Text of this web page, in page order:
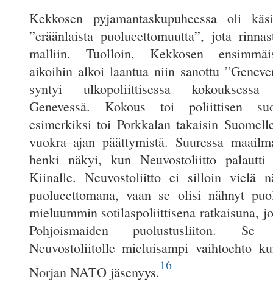
Kekkosen pyjamantaskupuheessa oli
”eräänlaista puolueettomuutta”, jota
malliin. Tuolloin, Kekkosen
aikoihin alkoi laantua niin sanottu
syntyi ulkopoliittisessa kokouksessa
Genevessä. Kokous toi poliittisen
esimerkiksi toi Porkkalan takaisin
vuokra–ajan päättymistä. Suuressa
henki näkyi, kun Neuvostoliitto
Kiinalle. Neuvostoliitto ei silloin vielä
puolueettomana, vaan se olisi nähnyt
mieluummin sotilaspoliittisena ratkaisuna,
Pohjoismaiden puolustusliiton.
Neuvostoliitolle mieluisampi vaihtoehto
Norjan NATO jäsenyys.16